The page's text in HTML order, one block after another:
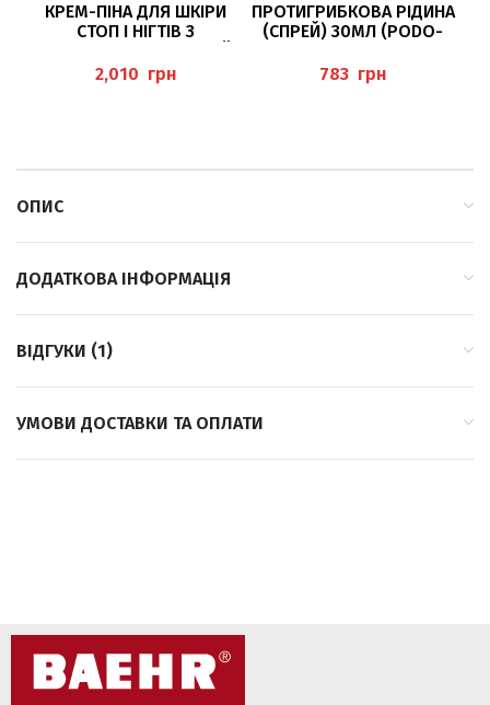
КРЕМ-ПІНА ДЛЯ ШКІРИ
СТОП І НІГТІВ З
ТА З ІОНАМИ СРІБЛА
300МЛ PEDIBAEHR
грн
ПРОТИГРИБКОВА РІДИНА
(СПРЕЙ) 30МЛ (PODO-
грн
ОПИС
ДОДАТКОВА ІНФОРМАЦІЯ
ВІДГУКИ (1)
УМОВИ ДОСТАВКИ ТА ОПЛАТИ